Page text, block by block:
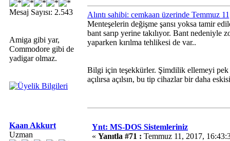
Mesaj Sayısı: 2.543
Amiga gibi yar,
Commodore gibi de
yadigar olmaz.
Alıntı sahibi: cemkaan üzerinde Temmuz
Menteşelerin değişme şansı yoksa tamir
bant sarıp yerine takılıyor. Bant
yaparken kırılma tehlikesi de var..
Bilgi için teşekkürler. Şimdilik ellemeyi pek
açılırsa açılsın, bu tip cihazlar bir daha
Kaan Akkurt
Uzman
Ynt: MS-DOS Sistemleriniz
« Yanıtla #71 : Temmuz 11, 2017,